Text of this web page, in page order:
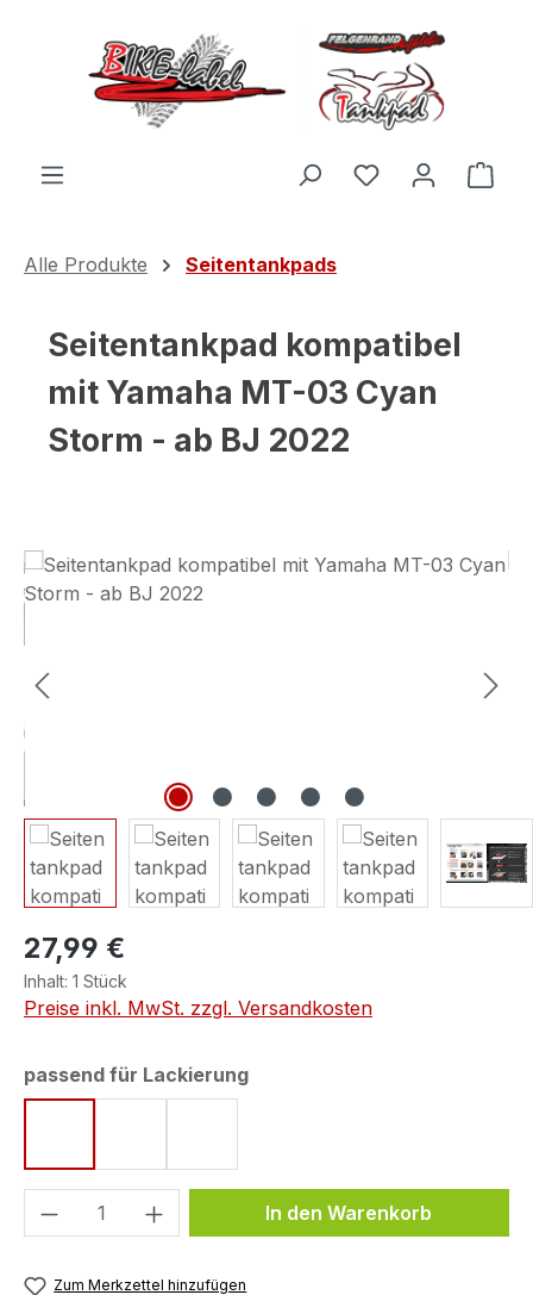
Zum Hauptinhalt springen
Du hast 0
Alle Produkte Seitentankpads
Seitentankpad kompatibel
mit Yamaha MT-03 Cyan
Storm - ab BJ 2022
Bildergalerie überspringen
27,99 €
Inhalt: 1 Stück
Preise inkl. MwSt. zzgl. Versandkosten
passend für Lackierungauswählen
Produkt Anzahl: Gib denIn den Warenkorb
Zum Merkzettel hinzufügen